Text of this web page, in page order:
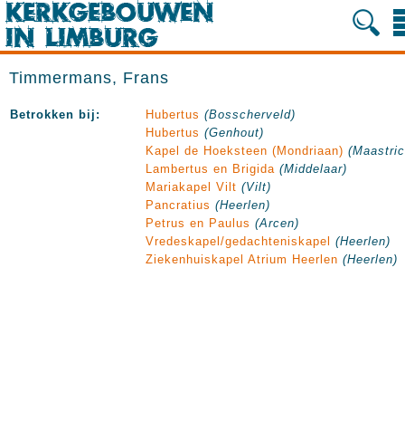
Timmermans, Frans
Betrokken bij: Hubertus (Bosscherveld)
Hubertus (Genhout)
Kapel de Hoeksteen (Mondriaan)
Lambertus en Brigida (Middelaar)
Mariakapel Vilt (Vilt)
Pancratius (Heerlen)
Petrus en Paulus (Arcen)
Vredeskapel/gedachteniskapel
(Heerlen)
Ziekenhuiskapel Atrium Heerlen (Heerlen)